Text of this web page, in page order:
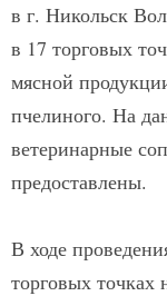
в г. Никольск
в 17 торговых
мясной
пчелиного. На
ветеринарные
предоставлены.
В ходе
торговых